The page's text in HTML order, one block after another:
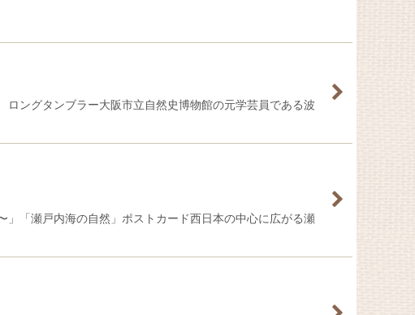
ングタンブラー大阪市立自然史博物館の元学芸員である波
「瀬戸内海の自然」ポストカード西日本の中心に広がる瀬